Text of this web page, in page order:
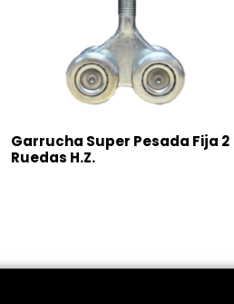
Garrucha Super Pesada Fija 2
Ruedas H.Z.